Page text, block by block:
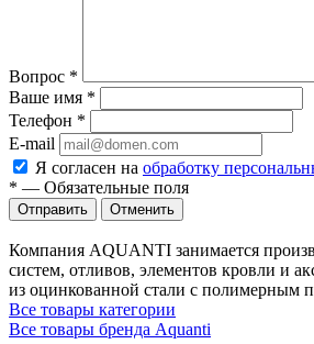
Вопрос *
Ваше имя *
Телефон *
E-mail
Я согласен на обработку
* — Обязательные поля
Отменить
Компания AQUANTI занимается
систем, отливов, элементов кровли и
из оцинкованной стали с полимерным
Все товары категории
Все товары бренда Aquanti